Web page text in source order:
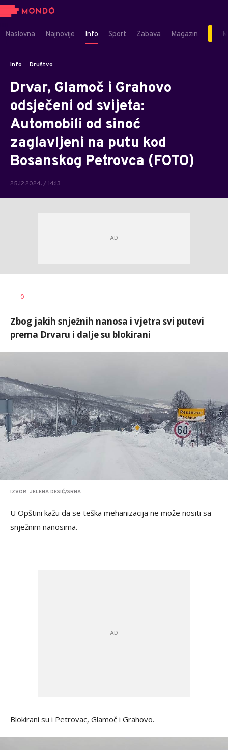
Naslovna Najnovije Info Sport Zabava Magazin
Info Društvo
Drvar, Glamoč i Grahovo
odsječeni od svijeta:
Automobili od sinoć
zaglavljeni na putu kod
Bosanskog Petrovca (FOTO)
25.12.2024. / 14:13
AUTOR
0
Zbog jakih snježnih nanosa i vjetra svi putevi
prema Drvaru i dalje su blokirani
IZVOR: JELENA DESIĆ/SRNA
U Opštini kažu da se teška mehanizacija ne može nositi sa
snježnim nanosima.
Blokirani su i Petrovac, Glamoč i Grahovo.